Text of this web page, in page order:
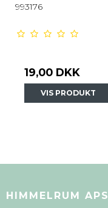
993176
19,00 DKK
VIS PRODUKT
HIMMELRUM APS